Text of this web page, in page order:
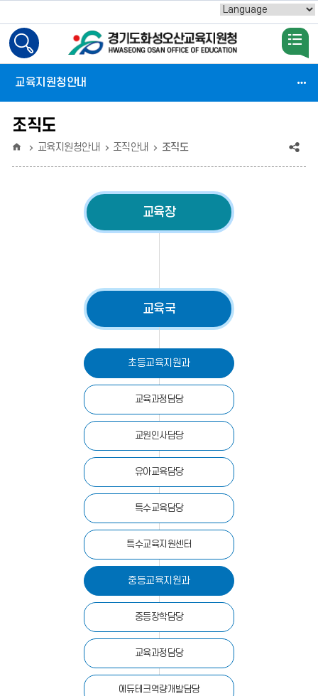
검
색
성
Powered by
교육지원청안내
조직도
교육지원청안내 조직안내 조직도
공
교육장
교육국
초등교육지원과
교육과정담당
교원인사담당
유아교육담당
특수교육담당
특수교육지원센터
중등교육지원과
중등장학담당
교육과정담당
에듀테크역량개발담당